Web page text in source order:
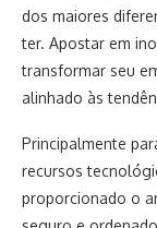
dos maiores
ter. Apostar em
transformar seu
alinhado às
Principalmente
recursos
proporcionado o